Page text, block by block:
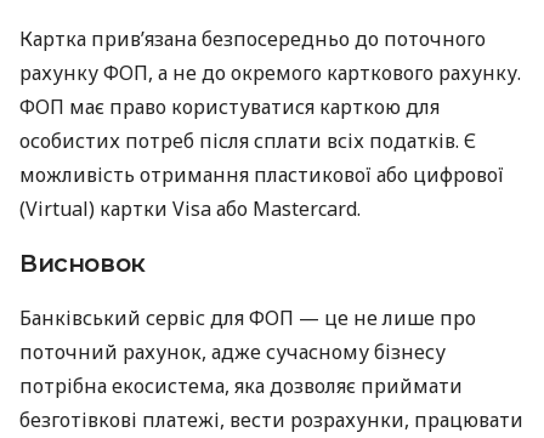
Картка прив’язана безпосередньо до поточного
рахунку ФОП, а не до окремого карткового рахунку.
ФОП має право користуватися карткою для
особистих потреб після сплати всіх податків. Є
можливість отримання пластикової або цифрової
(Virtual) картки Visa або Mastercard.
Висновок
Банківський сервіс для ФОП — це не лише про
поточний рахунок, адже сучасному бізнесу
потрібна екосистема, яка дозволяє приймати
безготівкові платежі, вести розрахунки, працювати